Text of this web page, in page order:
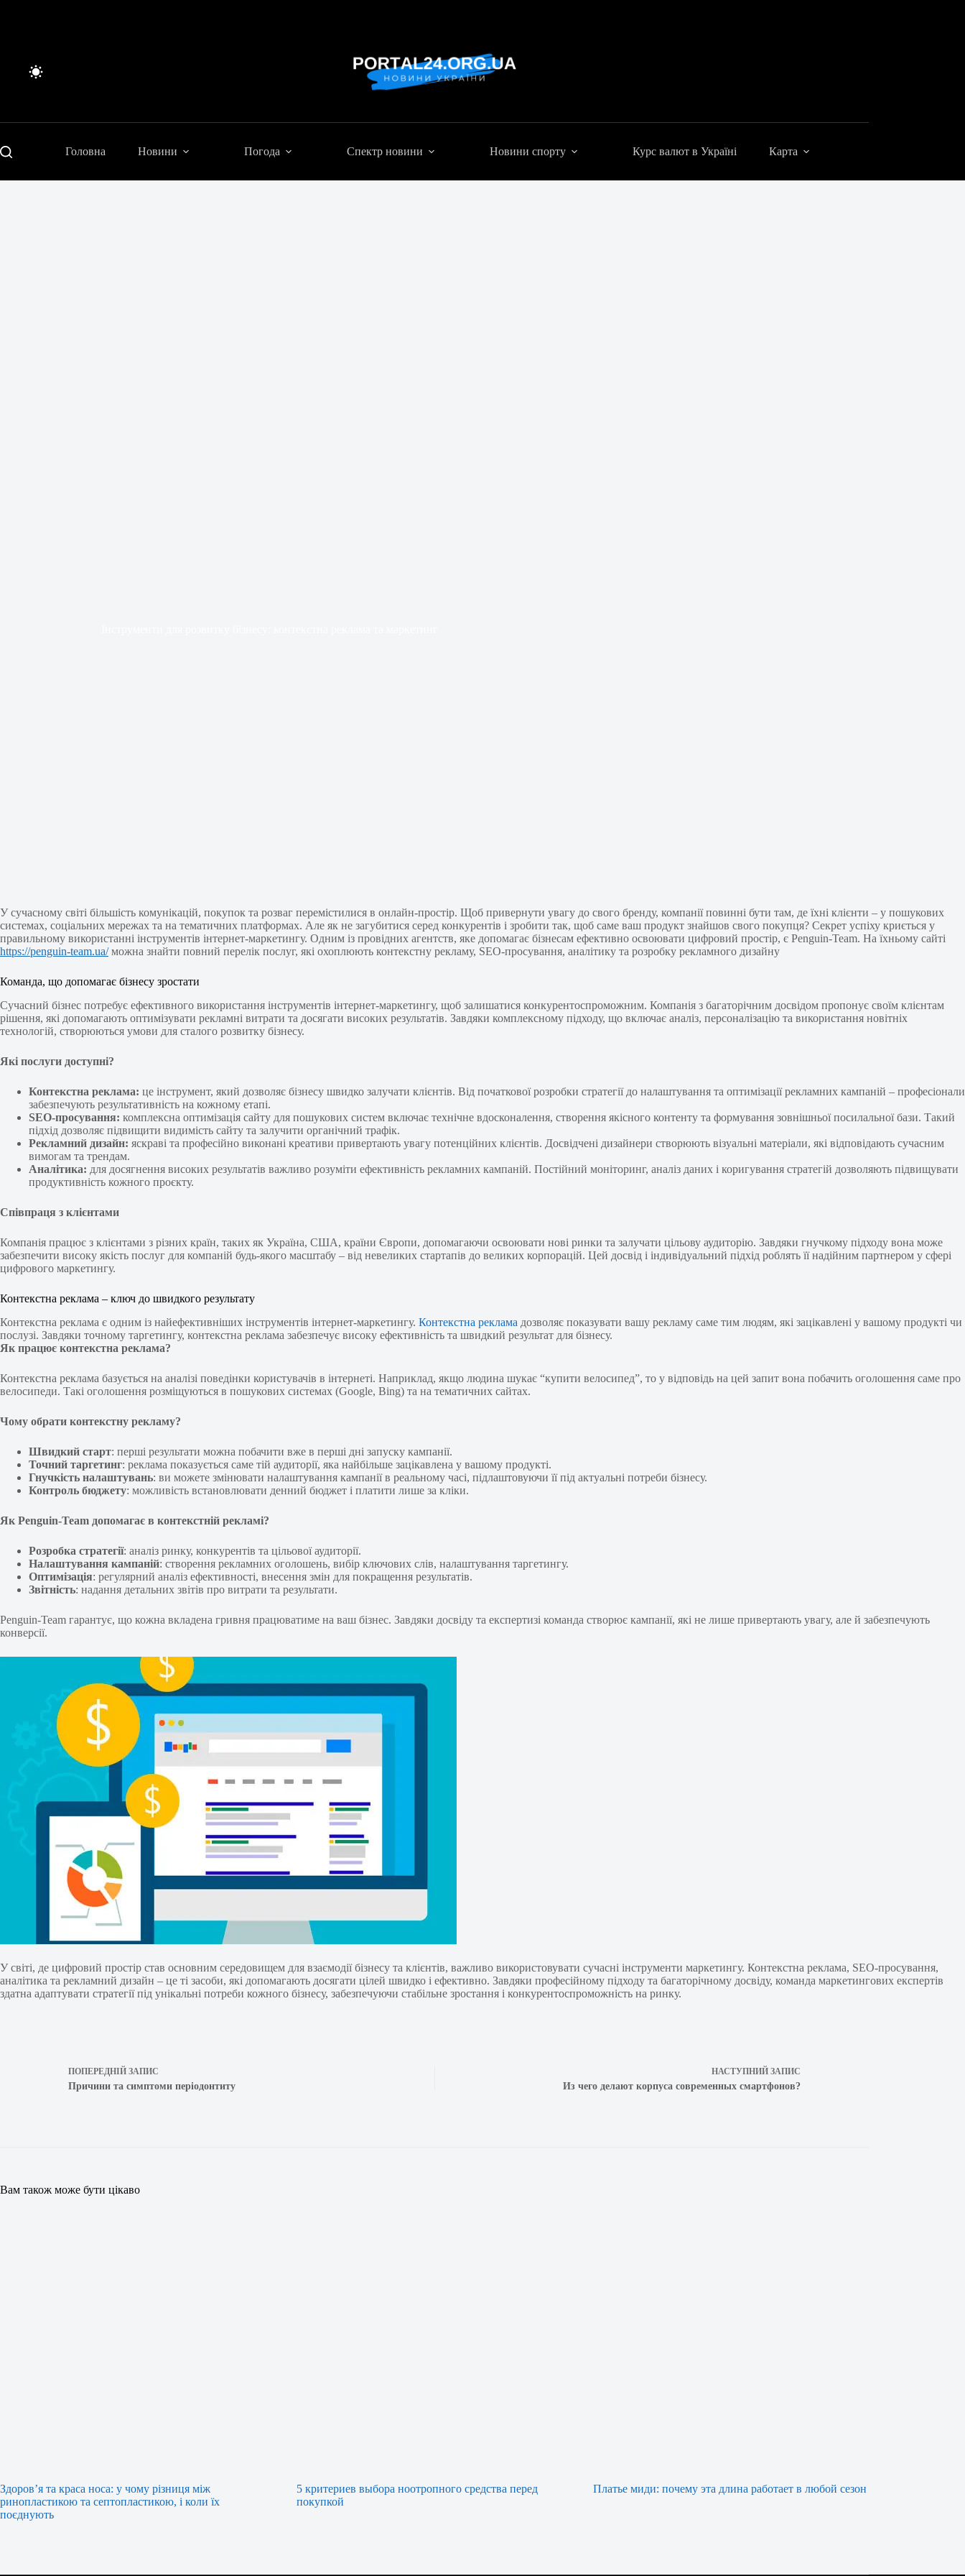
Головна Новини Погода Спектр новини Новини спорту Курс валют в Україні Карта
У сучасному світі більшість комунікацій, покупок та розваг перемістилися в онлайн-простір. Щоб привернути увагу до свого бренду, компанії повинні бути там, де їхні клієнти – у пошукових
системах, соціальних мережах та на тематичних платформах. Але як не загубитися серед конкурентів і зробити так, щоб саме ваш продукт знайшов свого покупця? Секрет успіху криється у
правильному використанні інструментів інтернет-маркетингу. Одним із провідних агентств, яке допомагає бізнесам ефективно освоювати цифровий простір, є Penguin-Team. На їхньому сайті
https://penguin-team.ua/можна знайти повний перелік послуг, які охоплюють контекстну рекламу, SEO-просування, аналітику та розробку рекламного дизайну
Команда, що допомагає бізнесу зростати
Сучасний бізнес потребує ефективного використання інструментів інтернет-маркетингу, щоб залишатися конкурентоспроможним. Компанія з багаторічним досвідом пропонує своїм клієнтам
рішення, які допомагають оптимізувати рекламні витрати та досягати високих результатів. Завдяки комплексному підходу, що включає аналіз, персоналізацію та використання новітніх
технологій, створюються умови для сталого розвитку бізнесу.
Які послуги доступні?
Контекстна реклама: це інструмент, який дозволяє бізнесу швидко залучати клієнтів. Від початкової розробки стратегії до налаштування та оптимізації рекламних кампаній – професіонали
забезпечують результативність на кожному етапі.
SEO-просування: комплексна оптимізація сайту для пошукових систем включає технічне вдосконалення, створення якісного контенту та формування зовнішньої посилальної бази. Такий
підхід дозволяє підвищити видимість сайту та залучити органічний трафік.
Рекламний дизайн: яскраві та професійно виконані креативи привертають увагу потенційних клієнтів. Досвідчені дизайнери створюють візуальні матеріали, які відповідають сучасним
вимогам та трендам.
Аналітика: для досягнення високих результатів важливо розуміти ефективність рекламних кампаній. Постійний моніторинг, аналіз даних і коригування стратегій дозволяють підвищувати
продуктивність кожного проєкту.
Співпраця з клієнтами
Компанія працює з клієнтами з різних країн, таких як Україна, США, країни Європи, допомагаючи освоювати нові ринки та залучати цільову аудиторію. Завдяки гнучкому підходу вона може
забезпечити високу якість послуг для компаній будь-якого масштабу – від невеликих стартапів до великих корпорацій. Цей досвід і індивідуальний підхід роблять її надійним партнером у сфері
цифрового маркетингу.
Контекстна реклама – ключ до швидкого результату
Контекстна реклама є одним із найефективніших інструментів інтернет-маркетингу. Контекстна реклама дозволяє показувати вашу рекламу саме тим людям, які зацікавлені у вашому продукті чи
послузі. Завдяки точному таргетингу, контекстна реклама забезпечує високу ефективність та швидкий результат для бізнесу.
Як працює контекстна реклама?
Контекстна реклама базується на аналізі поведінки користувачів в інтернеті. Наприклад, якщо людина шукає “купити велосипед”, то у відповідь на цей запит вона побачить оголошення саме про
велосипеди. Такі оголошення розміщуються в пошукових системах (Google, Bing) та на тематичних сайтах.
Чому обрати контекстну рекламу?
Швидкий старт: перші результати можна побачити вже в перші дні запуску кампанії.
Точний таргетинг: реклама показується саме тій аудиторії, яка найбільше зацікавлена у вашому продукті.
Гнучкість налаштувань: ви можете змінювати налаштування кампанії в реальному часі, підлаштовуючи її під актуальні потреби бізнесу.
Контроль бюджету: можливість встановлювати денний бюджет і платити лише за кліки.
Як Penguin-Team допомагає в контекстній рекламі?
Розробка стратегії: аналіз ринку, конкурентів та цільової аудиторії.
Налаштування кампаній: створення рекламних оголошень, вибір ключових слів, налаштування таргетингу.
Оптимізація: регулярний аналіз ефективності, внесення змін для покращення результатів.
Звітність: надання детальних звітів про витрати та результати.
Penguin-Team гарантує, що кожна вкладена гривня працюватиме на ваш бізнес. Завдяки досвіду та експертизі команда створює кампанії, які не лише привертають увагу, але й забезпечують
конверсії.
У світі, де цифровий простір став основним середовищем для взаємодії бізнесу та клієнтів, важливо використовувати сучасні інструменти маркетингу. Контекстна реклама, SEO-просування,
аналітика та рекламний дизайн – це ті засоби, які допомагають досягати цілей швидко і ефективно. Завдяки професійному підходу та багаторічному досвіду, команда маркетингових експертів
здатна адаптувати стратегії під унікальні потреби кожного бізнесу, забезпечуючи стабільне зростання і конкурентоспроможність на ринку.
ПОПЕРЕДНІЙ ЗАПИС
Причини та симптоми періодонтиту
НАСТУПНИЙ ЗАПИС
Из чего делают корпуса современных смартфонов?
Вам також може бути цікаво
Здоров’я та краса носа: у чому різниця між
ринопластикою та септопластикою, і коли їх
поєднують
5 критериев выбора ноотропного средства перед
покупкой
Платье миди: почему эта длина работает в любой сезон